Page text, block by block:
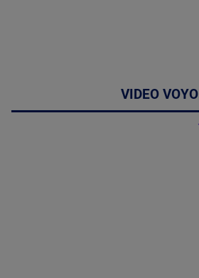
VIDEO VOYO